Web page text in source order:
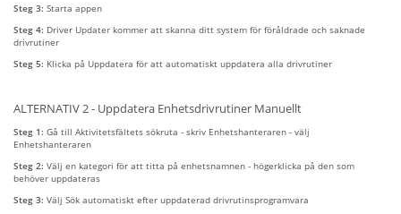
Steg 3: Starta appen
Steg 4: Driver Updater kommer att skanna ditt system för föråldrade och saknade
drivrutiner
Steg 5: Klicka på Uppdatera för att automatiskt uppdatera alla drivrutiner
ALTERNATIV 2 - Uppdatera Enhetsdrivrutiner Manuellt
Steg 1: Gå till Aktivitetsfältets sökruta - skriv Enhetshanteraren - välj
Enhetshanteraren
Steg 2: Välj en kategori för att titta på enhetsnamnen - högerklicka på den som
behöver uppdateras
Steg 3: Välj Sök automatiskt efter uppdaterad drivrutinsprogramvara